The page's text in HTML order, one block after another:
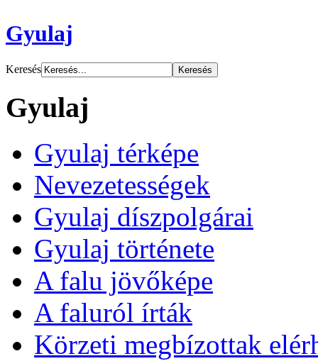
Gyulaj
Keresés
Gyulaj
Gyulaj térképe
Nevezetességek
Gyulaj díszpolgárai
Gyulaj története
A falu jövőképe
A faluról írták
Körzeti megbízottak